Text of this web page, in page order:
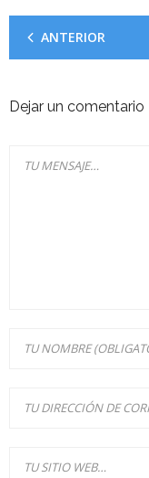
ANTERIOR
Dejar un comentario